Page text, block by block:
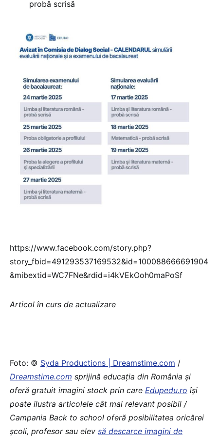
probă scrisă
https://www.facebook.com/story.php?
story_fbid=491293537169532&id=100088666691904
&mibextid=WC7FNe&rdid=i4kVEkOoh0maPoSf
Articol în curs de actualizare
Foto: © Syda Productions | Dreamstime.com /
Dreamstime.com sprijină educaţia din România şi
oferă gratuit imagini stock prin care Edupedu.ro îşi
poate ilustra articolele cât mai relevant posibil /
Campania Back to school oferă posibilitatea oricărei
școli, profesor sau elev să descarce imagini de